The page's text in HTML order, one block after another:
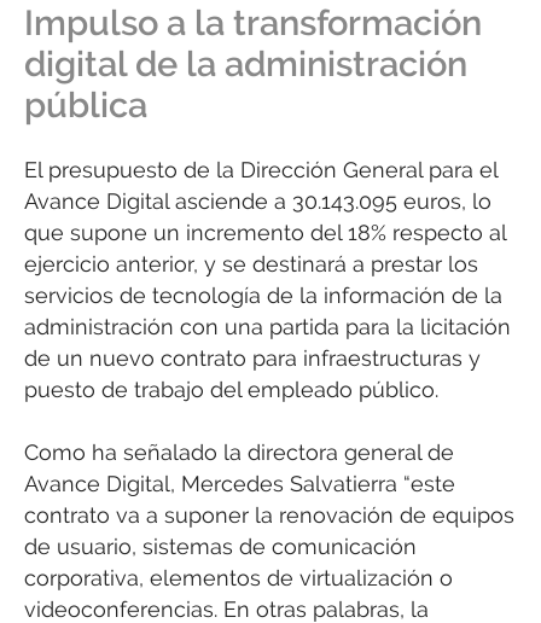
Impulso a la transformación
digital de la administración
pública
El presupuesto de la Dirección General para el
Avance Digital asciende a 30.143.095 euros, lo
que supone un incremento del 18% respecto al
ejercicio anterior, y se destinará a prestar los
servicios de tecnología de la información de la
administración con una partida para la licitación
de un nuevo contrato para infraestructuras y
puesto de trabajo del empleado público.
Como ha señalado la directora general de
Avance Digital, Mercedes Salvatierra “este
contrato va a suponer la renovación de equipos
de usuario, sistemas de comunicación
corporativa, elementos de virtualización o
videoconferencias. En otras palabras, la